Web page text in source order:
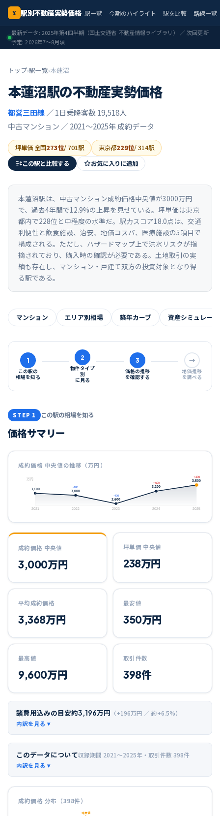
¥ 駅別不動産実勢価格 駅一覧 今期のハイライト 駅を比較 路線一覧
最新データ: 2025年第4四半期（国土交通省 不動産情報ライブラリ） ／ 次回更新
予定:2026年7〜8月頃
トップ›駅一覧›本蓮沼
本蓮沼駅の不動産実勢価格
都営三田線 ／ 1日乗降客数 19,518人
中古マンション ／2021〜2025年成約データ
坪単価 全国273位/ 701駅 東京都229位/314駅
この駅と比較する
お気に入りに追加
本蓮沼駅は、中古マンション成約価格中央値が3000万円
で、過去4年間で12.9%の上昇を見せている。坪単価は東京
都内で228位と中程度の水準だ。駅力スコア18.0点は、交通
利便性と飲食施設、治安、地価コスパ、医療施設の5項目で
構成される。ただし、ハザードマップ上で洪水リスクが指
摘されており、購入時の確認が必要である。土地取引の実
績も存在し、マンション・戸建て双方の投資対象となり得
る駅である。
マンション エリア別相場 築年カーブ 資産シミュレー
1
この駅の
相場を知る
2
物件タイプ
別
に見る
3
価格の推移
を確認する
→
地価推移
を調べる
STEP 1 この駅の相場を知る
価格サマリー
成約価格 中央値の推移（万円）
万円
3,100
2021
3,000
-100
2022
2,600
-400
2023
3,200
+600
2024
3,500
+300
2025
成約価格 中央値
3,000万円
坪単価 中央値
238万円
平均成約価格
3,368万円
最安値
350万円
最高値
9,600万円
取引件数
398件
諸費用込みの目安約3,196万円 （+196万円 ／ 約+6.5%）
このデータについて収録期間 2021〜2025年 ・取引件数 398件
成約価格 分布（398件）
中央値